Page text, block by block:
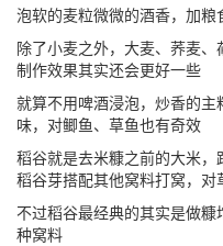
泡软的麦粒微微的酒香，加
除了小麦之外，大麦、荞麦
制作效果其实还会更好一些
就算不用啤酒浸泡，炒香的
味，对鲫鱼、草鱼也有奇效
稻谷就是去米糠之前的大米
稻谷芽搭配其他窝料打窝，
不过稻谷最经典的其实是做
种窝料